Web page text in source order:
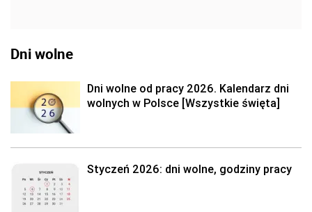
Dni wolne
Dni wolne od pracy 2026. Kalendarz dni
wolnych w Polsce [Wszystkie święta]
Styczeń 2026: dni wolne, godziny pracy